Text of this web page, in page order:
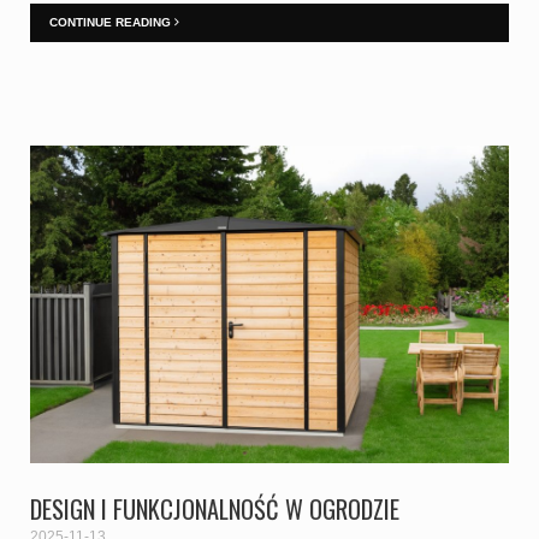
CONTINUE READING
DESIGN I FUNKCJONALNOŚĆ W OGRODZIE